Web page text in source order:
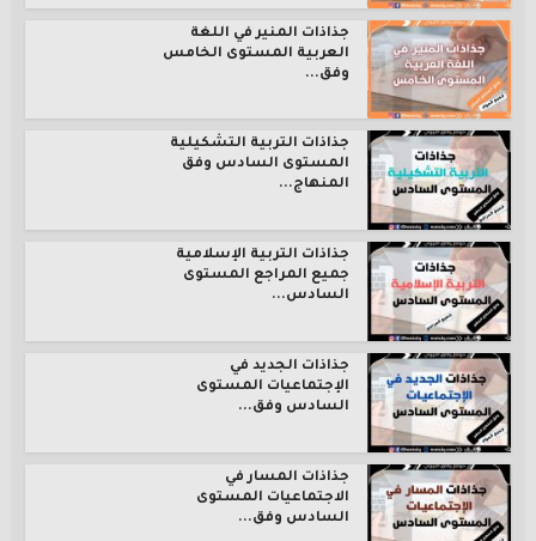
جذاذات المنير في اللغة
العربية المستوى الخامس
وفق...
جذاذات التربية التشكيلية
المستوى السادس وفق
المنهاج...
جذاذات التربية الإسلامية
جميع المراجع المستوى
السادس...
جذاذات الجديد في
الإجتماعيات المستوى
السادس وفق...
جذاذات المسار في
الاجتماعيات المستوى
السادس وفق...